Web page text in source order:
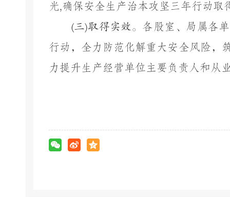
光,确保安全生产治本攻坚三年行动取
(三)取得实效。 各股室、局属各
行动，全力防范化解重大安全风险，
力提升生产经营单位主要负责人和从